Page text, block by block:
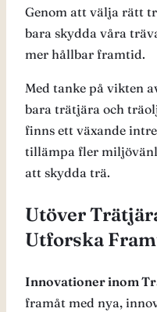
Genom att välja rätt
bara skydda våra
mer hållbar framtid.
Med tanke på vikten
bara trätjära och
finns ett växande
tillämpa fler
att skydda trä.
Utöver
Utforska
Innovationer inom
framåt med nya,